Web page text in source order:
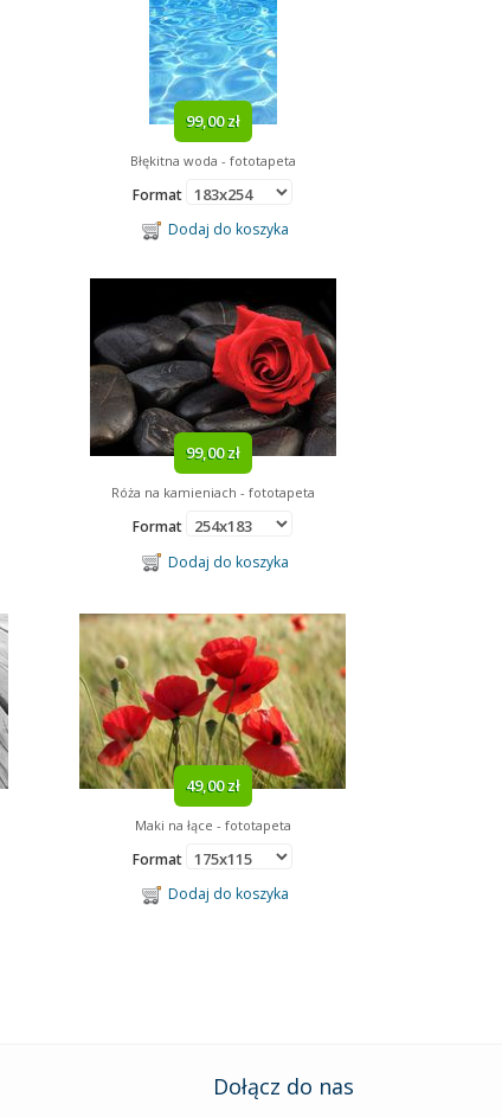
99,00 zł
Błękitna woda - fototapeta
Format
Dodaj do koszyka
99,00 zł
Róża na kamieniach - fototapeta
Format
Dodaj do koszyka
49,00 zł
Maki na łące - fototapeta
Format
Dodaj do koszyka
Dołącz do nas